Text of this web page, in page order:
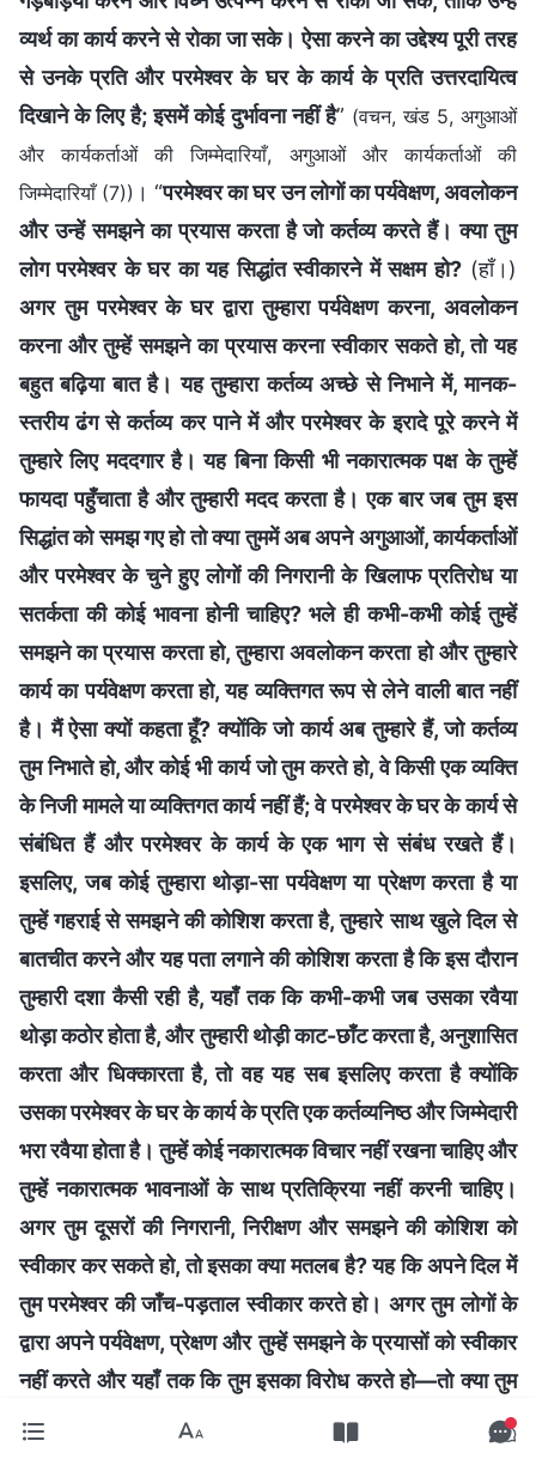
व्यर्थ का कार्य करने से रोका जा सके। ऐसा करने का उद्देश्य पूरी तरह
से उनके प्रति और परमेश्वर के घर के कार्य के प्रति उत्तरदायित्व
दिखाने के लिए है; इसमें कोई दुर्भावना नहीं है” (वचन, खंड 5, अगुआओं
और कार्यकर्ताओं की जिम्मेदारियाँ, अगुआओं और कार्यकर्ताओं की
जिम्मेदारियाँ (7)) । “परमेश्वर का घर उन लोगों का पर्यवेक्षण, अवलोकन
और उन्हें समझने का प्रयास करता है जो कर्तव्य करते हैं। क्या तुम
लोग परमेश्वर के घर का यह सिद्धांत स्वीकारने में सक्षम हो?(हाँ।)
अगर तुम परमेश्वर के घर द्वारा तुम्हारा पर्यवेक्षण करना, अवलोकन
करना और तुम्हें समझने का प्रयास करना स्वीकार सकते हो, तो यह
बहुत बढ़िया बात है। यह तुम्हारा कर्तव्य अच्छे से निभाने में, मानक-
स्तरीय ढंग से कर्तव्य कर पाने में और परमेश्वर के इरादे पूरे करने में
तुम्हारे लिए मददगार है। यह बिना किसी भी नकारात्मक पक्ष के तुम्हें
फायदा पहुँचाता है और तुम्हारी मदद करता है। एक बार जब तुम इस
सिद्धांत को समझ गए हो तो क्या तुममें अब अपने अगुआओं, कार्यकर्ताओं
और परमेश्वर के चुने हुए लोगों की निगरानी के खिलाफ प्रतिरोध या
सतर्कता की कोई भावना होनी चाहिए? भले ही कभी-कभी कोई तुम्हें
समझने का प्रयास करता हो, तुम्हारा अवलोकन करता हो और तुम्हारे
कार्य का पर्यवेक्षण करता हो, यह व्यक्तिगत रूप से लेने वाली बात नहीं
है। मैं ऐसा क्यों कहता हूँ? क्योंकि जो कार्य अब तुम्हारे हैं, जो कर्तव्य
तुम निभाते हो, और कोई भी कार्य जो तुम करते हो, वे किसी एक व्यक्ति
के निजी मामले या व्यक्तिगत कार्य नहीं हैं; वे परमेश्वर के घर के कार्य से
संबंधित हैं और परमेश्वर के कार्य के एक भाग से संबंध रखते हैं।
इसलिए, जब कोई तुम्हारा थोड़ा-सा पर्यवेक्षण या प्रेक्षण करता है या
तुम्हें गहराई से समझने की कोशिश करता है, तुम्हारे साथ खुले दिल से
बातचीत करने और यह पता लगाने की कोशिश करता है कि इस दौरान
तुम्हारी दशा कैसी रही है, यहाँ तक कि कभी-कभी जब उसका रवैया
थोड़ा कठोर होता है, और तुम्हारी थोड़ी काट-छाँट करता है, अनुशासित
करता और धिक्कारता है, तो वह यह सब इसलिए करता है क्योंकि
उसका परमेश्वर के घर के कार्य के प्रति एक कर्तव्यनिष्ठ और जिम्मेदारी
भरा रवैया होता है। तुम्हें कोई नकारात्मक विचार नहीं रखना चाहिए और
तुम्हें नकारात्मक भावनाओं के साथ प्रतिक्रिया नहीं करनी चाहिए।
अगर तुम दूसरों की निगरानी, निरीक्षण और समझने की कोशिश को
स्वीकार कर सकते हो, तो इसका क्या मतलब है? यह कि अपने दिल में
तुम परमेश्वर की जाँच-पड़ताल स्वीकार करते हो। अगर तुम लोगों के
द्वारा अपने पर्यवेक्षण, प्रेक्षण और तुम्हें समझने के प्रयासों को स्वीकार
नहीं करते और यहाँ तक कि तुम इसका विरोध करते हो—तो क्या तुम
परमेश्वर की जाँच-पड़ताल स्वीकार करने में सक्षम हो? परमेश्वर की